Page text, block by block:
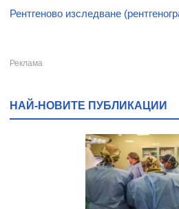
Рентгеново изследване
НАЙ-НОВИТЕ ПУБЛИКАЦИИ